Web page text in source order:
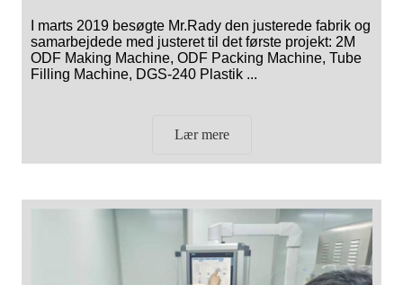
I marts 2019 besøgte Mr.Rady den justerede fabrik og
samarbejdede med justeret til det første projekt: 2M
ODF Making Machine, ODF Packing Machine, Tube
Filling Machine, DGS-240 Plastik ...
Lær mere